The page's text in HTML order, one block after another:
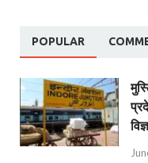
POPULAR